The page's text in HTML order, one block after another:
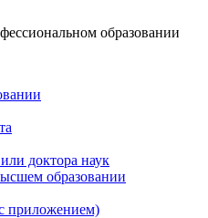
oбразовании
доктора наук
образовании
приложением)